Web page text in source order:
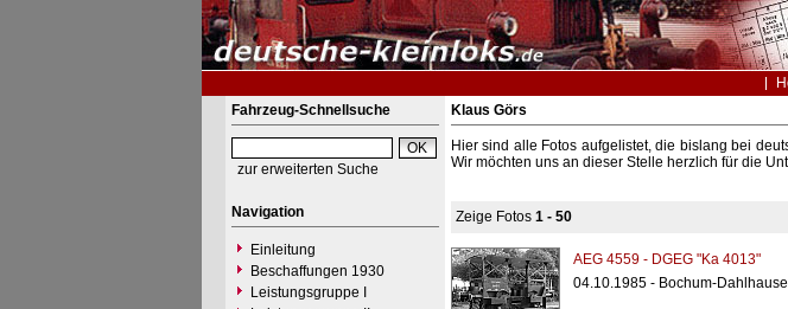
Fahrzeug-Schnellsuche
zur erweiterten Suche
Navigation
Einleitung
Beschaffungen 1930
Leistungsgruppe I
Klaus Görs
Hier sind alle Fotos aufgelistet, die bislang bei
Wir möchten uns an dieser Stelle herzlich für die
Zeige Fotos 1 - 50
AEG 4559 - DGEG "Ka 4013"
04.10.1985 - Bochum-